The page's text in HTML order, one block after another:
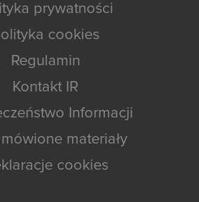
prywatności
cookies
Regulamin
Kontakt IR
Informacji
materiały
cookies